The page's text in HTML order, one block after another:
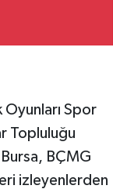
Spor
Topluluğu
BÇMG
izleyenlerden